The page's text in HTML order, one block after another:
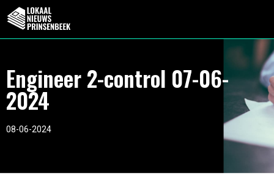
Engineer 2-control 07-06-
2024
08-06-2024